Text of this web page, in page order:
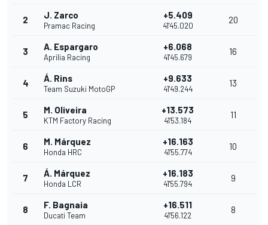
2 J. Zarco
Pramac Racing
+5.409
41'45.020
20
3 A. Espargaro
Aprilia Racing
+6.068
41'45.679
16
4 Á. Rins
Team Suzuki MotoGP
+9.633
41'49.244
13
5 M. Oliveira
KTM Factory Racing
+13.573
41'53.184
11
6 M. Márquez
Honda HRC
+16.163
41'55.774
10
7 Á. Márquez
Honda LCR
+16.183
41'55.794
9
8 F. Bagnaia
Ducati Team
+16.511
41'56.122
8